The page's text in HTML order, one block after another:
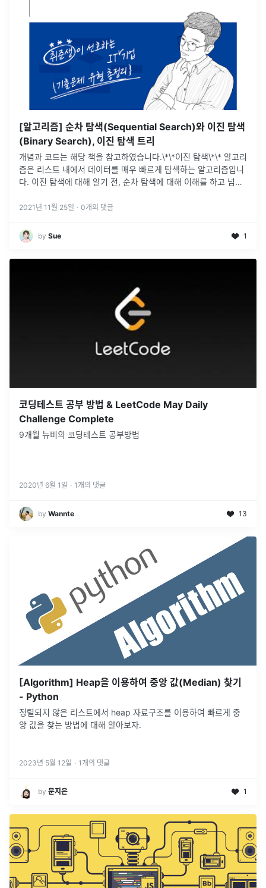
[알고리즘] 순차 탐색(Sequential Search)와 이진 탐색
(Binary Search), 이진 탐색 트리
개념과 코드는 해당 책을 참고하였습니다.\*\*이진 탐색\*\* 알고리
즘은 리스트 내에서 데이터를 매우 빠르게 탐색하는 알고리즘입니
다. 이진 탐색에 대해 알기 전, 순차 탐색에 대해 이해를 하고 넘어
N개가 ...
2021년 11월 25일 · 0개의 댓글
by Sue 1
코딩테스트 공부 방법 & LeetCode May Daily
Challenge Complete
9개월 뉴비의 코딩테스트 공부방법
2020년 6월 1일 · 1 개의 댓글
by Wannte 13
[Algorithm] Heap을 이용하여 중앙 값(Median) 찾기
- Python
정렬되지 않은 리스트에서 heap 자료구조를 이용하여 빠르게 중
앙 값을 찾는 방법에 대해 알아보자.
2023년 5월 12일 · 1 개의 댓글
by 문지은 1